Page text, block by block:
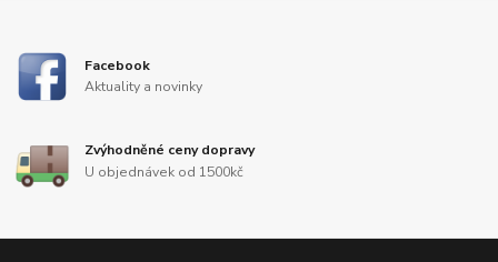
Facebook
Aktuality a novinky
Zvýhodněné ceny dopravy
U objednávek od 1500kč